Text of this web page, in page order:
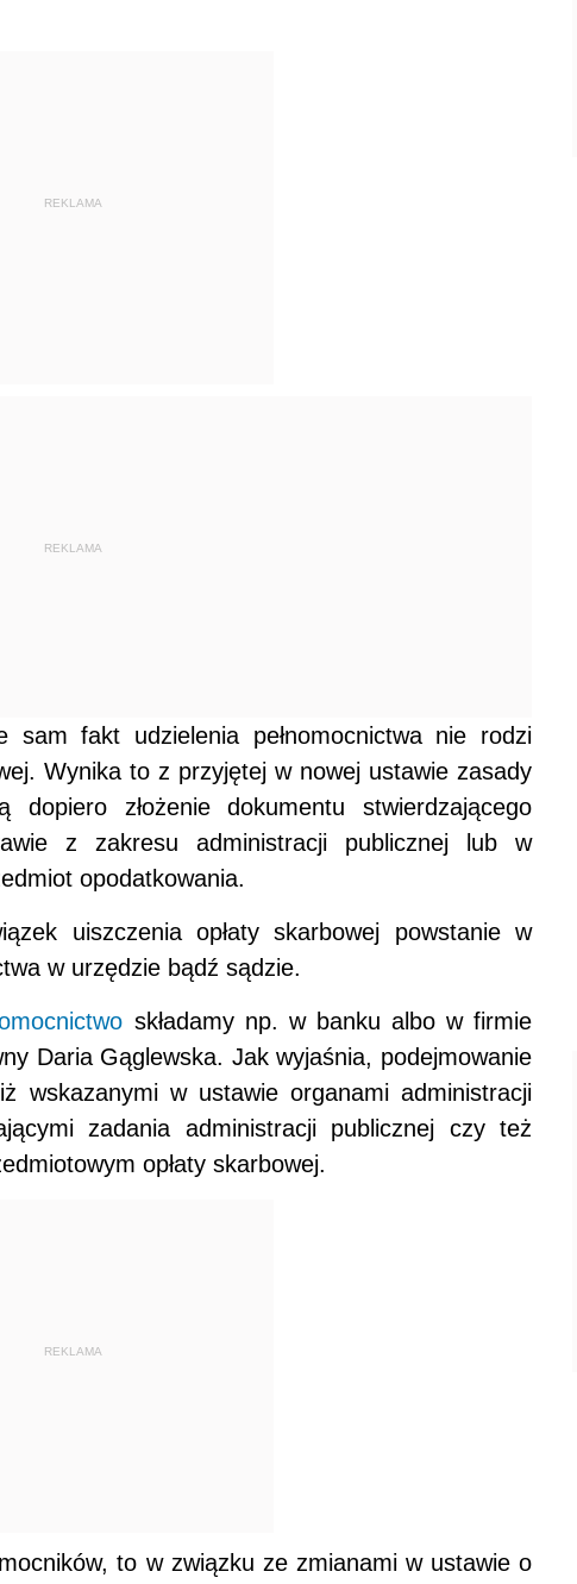
REKLAMA
REKLAMA
sam fakt udzielenia pełnomocnictwa nie rodzi
Wynika to z przyjętej w nowej ustawie zasady
złożenie dokumentu stwierdzającego
z zakresu administracji publicznej lub w
opodatkowania.
uiszczenia opłaty skarbowej powstanie w
w urzędzie bądź sądzie.
składamy np. w banku albo w firmie
Daria Gąglewska. Jak wyjaśnia, podejmowanie
wskazanymi w ustawie organami administracji
zadania administracji publicznej czy też
opłaty skarbowej.
REKLAMA
to w związku ze zmianami w ustawie o